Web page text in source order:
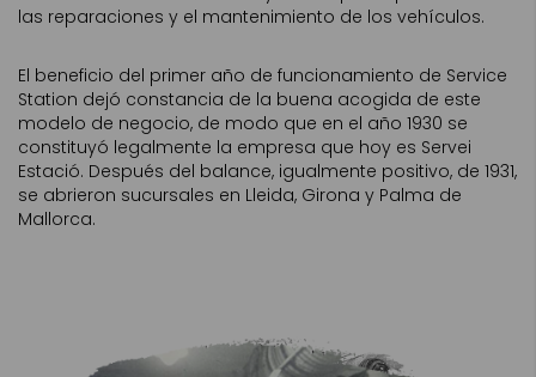
las reparaciones y el mantenimiento de los vehículos.
El beneficio del primer año de funcionamiento de Service
Station dejó constancia de la buena acogida de este
modelo de negocio, de modo que en el año 1930 se
constituyó legalmente la empresa que hoy es Servei
Estació. Después del balance, igualmente positivo, de 1931,
se abrieron sucursales en Lleida, Girona y Palma de
Mallorca.